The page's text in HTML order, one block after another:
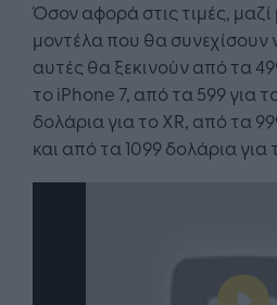
Όσον αφορά στις τιμές,
μοντέλα που θα συνεχίσουν
αυτές θα ξεκινούν από τα
το iPhone 7, από τα 599 για
δολάρια για το XR, από τα
και από τα 1099 δολάρια για